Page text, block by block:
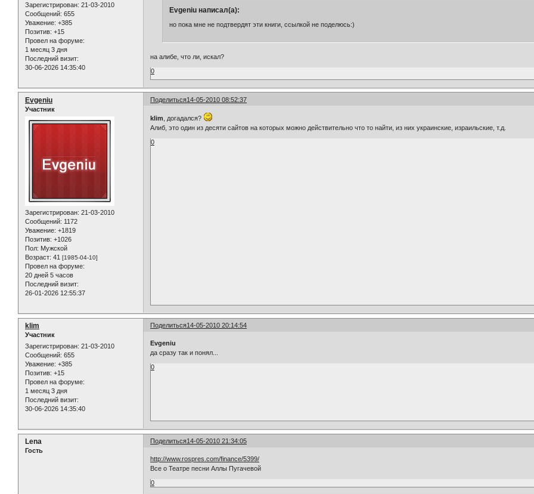
Зарегистрирован: 21-03-2010
Сообщений: 655
Уважение: +385
Позитив: +15
Провел на форуме:
1 месяц 3 дня
Последний визит:
30-06-2026 14:35:40
Evgeniu написал(а):
но пока мне не подтвердят эти книги, ссылкой не поделюсь:)
на алибе, что ли, искал?
0
Поделиться14-05-2010 08:52:37
Evgeniu
Участник
Зарегистрирован: 21-03-2010
Сообщений: 1172
Уважение: +1819
Позитив: +1026
Пол: Мужской
Возраст: 41 [1985-04-10]
Провел на форуме:
20 дней 5 часов
Последний визит:
26-01-2026 12:55:37
klim , догадался?
Алиб, это один из десяти сайтов на которых можно действительно что то найти, из них украинские, израильские, т.д.
0
Поделиться14-05-2010 20:14:54
klim
Участник
Зарегистрирован: 21-03-2010
Сообщений: 655
Уважение: +385
Позитив: +15
Провел на форуме:
1 месяц 3 дня
Последний визит:
30-06-2026 14:35:40
Evgeniu
да сразу так и понял...
0
Поделиться14-05-2010 21:34:05
Lena
Гость
http://www.rospres.com/finance/5399/
Все о Театре песни Аллы Пугачевой
0